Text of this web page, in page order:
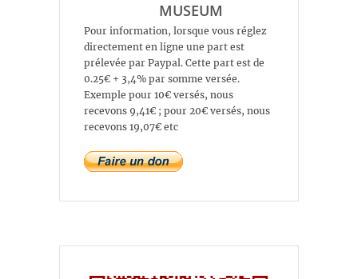
MUSEUM
Pour information, lorsque vous réglez
directement en ligne une part est
prélevée par Paypal. Cette part est de
0.25€ + 3,4% par somme versée.
Exemple pour 10€ versés, nous
recevons 9,41€ ; pour 20€ versés, nous
recevons 19,07€ etc